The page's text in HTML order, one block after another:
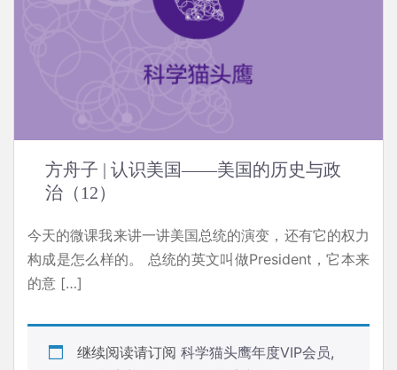
方舟子 | 认识美国——美国的历史与政
治（12）
今天的微课我来讲一讲美国总统的演变，还有它的权力
构成是怎么样的。 总统的英文叫做President，它本来
的意 […]
继续阅读请订阅 科学猫头鹰年度VIP会员,